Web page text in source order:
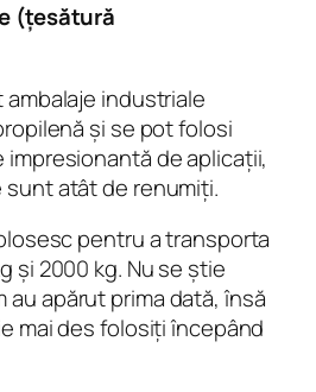
(țesătură
industriale
şi se pot folosi
de aplicaţii,
atât de renumiţi.
pentru a transporta
şi 2000 kg. Nu se ştie
au apărut prima dată, însă
mai des folosiţi începând